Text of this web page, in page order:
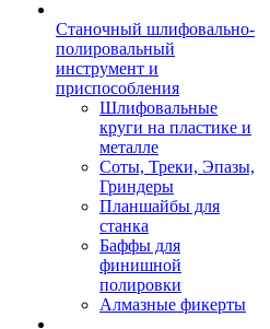
Станочный шлифовально-
полировальный
инструмент и
приспособления
Шлифовальные
круги на пластике и
металле
Соты, Треки, Эпазы,
Гриндеры
Планшайбы для
станка
Баффы для
финишной
полировки
Алмазные фикерты